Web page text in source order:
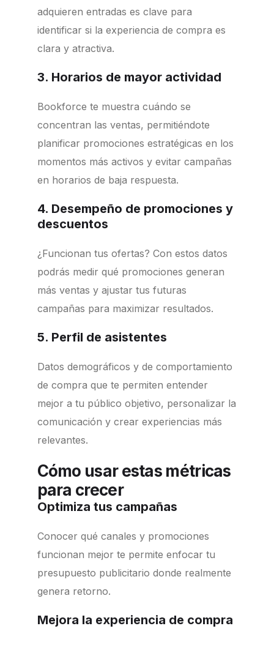
adquieren entradas es clave para
identificar si la experiencia de compra es
clara y atractiva.
3. Horarios de mayor actividad
Bookforce te muestra cuándo se
concentran las ventas, permitiéndote
planificar promociones estratégicas en los
momentos más activos y evitar campañas
en horarios de baja respuesta.
4. Desempeño de promociones y
descuentos
¿Funcionan tus ofertas? Con estos datos
podrás medir qué promociones generan
más ventas y ajustar tus futuras
campañas para maximizar resultados.
5. Perfil de asistentes
Datos demográficos y de comportamiento
de compra que te permiten entender
mejor a tu público objetivo, personalizar la
comunicación y crear experiencias más
relevantes.
Cómo usar estas métricas
para crecer
Optimiza tus campañas
Conocer qué canales y promociones
funcionan mejor te permite enfocar tu
presupuesto publicitario donde realmente
genera retorno.
Mejora la experiencia de compra